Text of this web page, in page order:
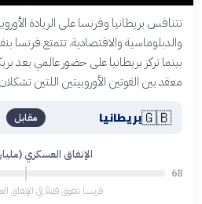
تتنافس بريطانيا وفرنسا على الريادة
والدبلوماسية والاقتصادية. تتمتع فرنسا
بينما تركز بريطانيا على حضور عالمي بعد
معقد بين القوتين الأوروبيتين اللتين تشكلان
🇬🇧بريطانيا مقابل
الإنفاق العسكري
68
فرنسا تتفوق قليلاً في